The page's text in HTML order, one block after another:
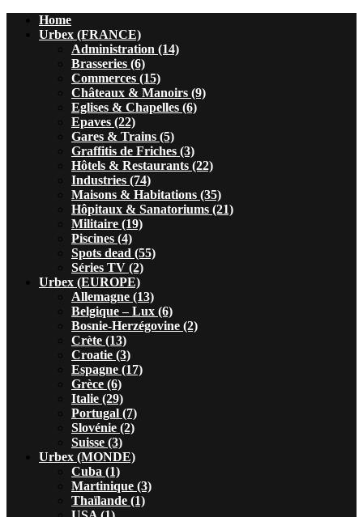
Home
Urbex (FRANCE)
Administration (14)
Brasseries (6)
Commerces (15)
Châteaux & Manoirs (9)
Eglises & Chapelles (6)
Epaves (22)
Gares & Trains (5)
Graffitis de Friches (3)
Hôtels & Restaurants (22)
Industries (74)
Maisons & Habitations (35)
Hôpitaux & Sanatoriums (21)
Militaire (19)
Piscines (4)
Spots dead (55)
Séries TV (2)
Urbex (EUROPE)
Allemagne (13)
Belgique – Lux (6)
Bosnie-Herzégovine (2)
Crète (13)
Croatie (3)
Espagne (17)
Grèce (6)
Italie (29)
Portugal (7)
Slovénie (2)
Suisse (3)
Urbex (MONDE)
Cuba (1)
Martinique (3)
Thaïlande (1)